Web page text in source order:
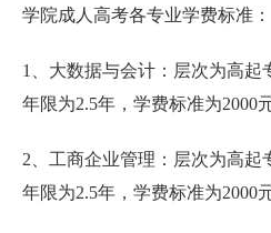
学院成人高考各专业学费标准：
1、大数据与会计：层次为高起
年限为2.5年，学费标准为2000
2、工商企业管理：层次为高起
年限为2.5年，学费标准为2000